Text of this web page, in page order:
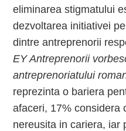
eliminarea stigmatului
dezvoltarea initiativei
dintre antreprenorii
EY Antreprenorii
antreprenoriatului
reprezinta o bariera
afaceri, 17% considera
nereusita in cariera, iar